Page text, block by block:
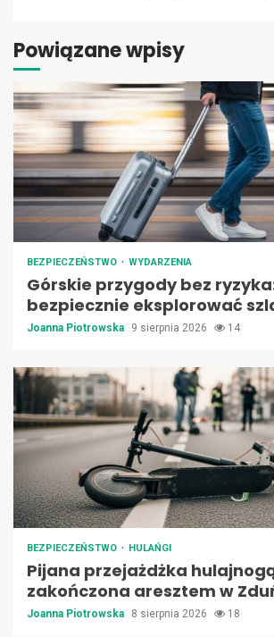
Powiązane wpisy
BEZPIECZEŃSTWO WYDARZENIA
Górskie przygody bez
bezpiecznie eksplorować
Joanna Piotrowska 9 sierpnia 2026 14
BEZPIECZEŃSTWO HULAŃGI
Pijana przejażdżka
zakończona aresztem w
Joanna Piotrowska 8 sierpnia 2026 18